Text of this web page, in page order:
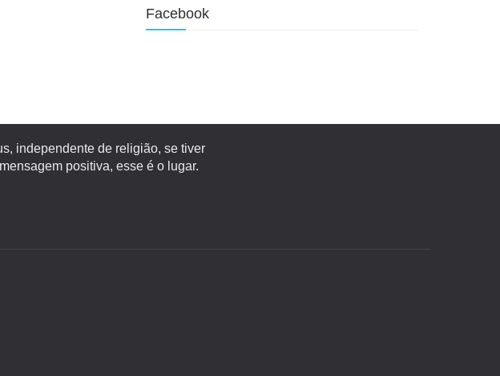
Facebook
independente de religião, se tiver
positiva, esse é o lugar.